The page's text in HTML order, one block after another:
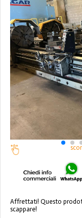
Affrettati! Questo
scappare!